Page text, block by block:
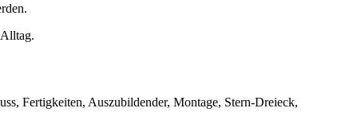
Fertigkeiten, Auszubildender, Montage, Stern-Dreieck,